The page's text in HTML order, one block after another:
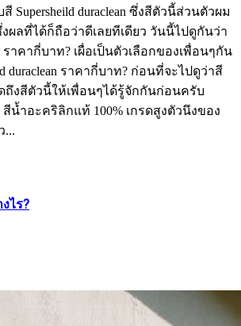
Supersheild duraclean ซึ่งสีตัวนี้ส่วนตัวผม
ผลที่ได้ก็ถือว่าดีเลยทีเดียว วันนี้ไปดูกันว่า
ราคากี่บาท? เผื่อเป็นตัวเลือกของเพื่อนๆกัน
duraclean ราคากี่บาท? ก่อนที่จะไปดูว่าสี
ถึงสีตัวนี้ให้เพื่อนๆได้รู้จักกันก่อนครับ
สีน้ำอะคริลิกแท้ 100% เกรดสูงตัวนึงของ
...
ไร?